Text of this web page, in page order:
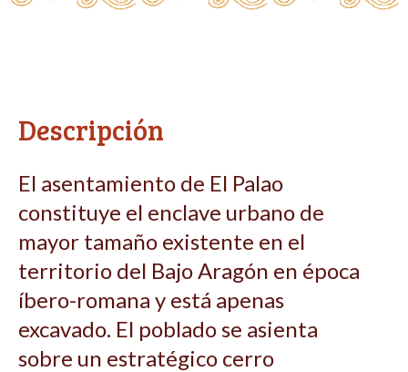
Descripción
El asentamiento de El Palao
constituye el enclave urbano de
mayor tamaño existente en el
territorio del Bajo Aragón en época
íbero-romana y está apenas
excavado. El poblado se asienta
sobre un estratégico cerro